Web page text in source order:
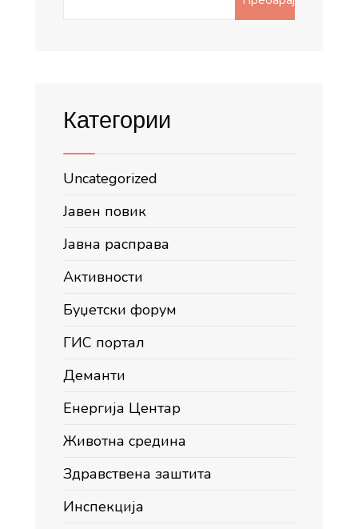
Категории
Uncategorized
Јавен повик
Јавна расправа
Активности
Буџетски форум
ГИС портал
Деманти
Енергија Центар
Животна средина
Здравствена заштита
Инспекција